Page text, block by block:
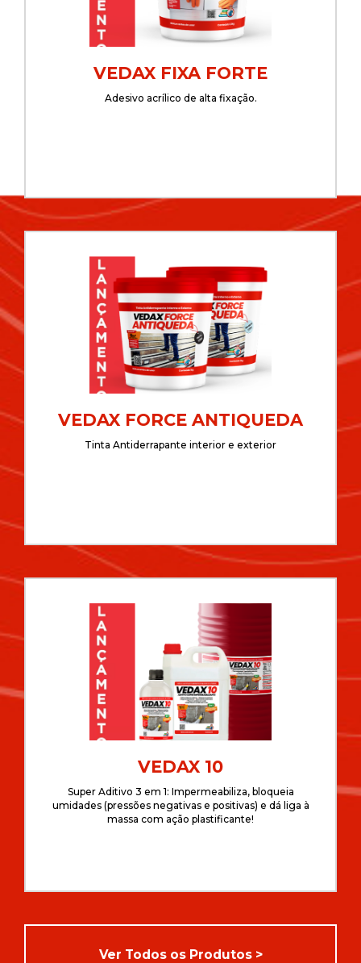
VEDAX FIXA FORTE
Adesivo acrílico de alta fixação.
VEDAX FORCE ANTIQUEDA
Tinta Antiderrapante interior e exterior
VEDAX 10
Super Aditivo 3 em 1: Impermeabiliza, bloqueia
umidades (pressões negativas e positivas) e dá liga à
massa com ação plastificante!
Ver Todos os Produtos >